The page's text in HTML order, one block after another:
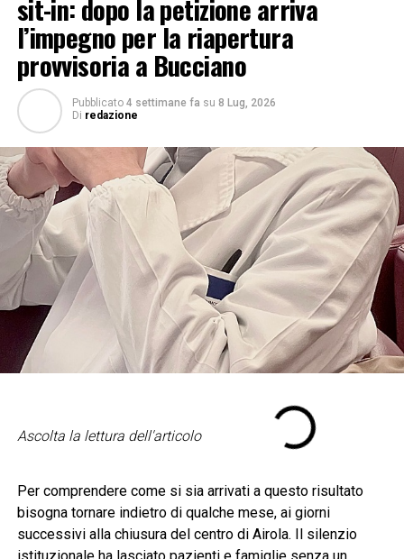
sit-in: dopo la petizione arriva
l’impegno per la riapertura
provvisoria a Bucciano
Pubblicato 4 settimane fa su 8 Lug, 2026
Di redazione
Ascolta la lettura dell'articolo
Per comprendere come si sia arrivati a questo risultato
bisogna tornare indietro di qualche mese, ai giorni
successivi alla chiusura del centro di Airola. Il silenzio